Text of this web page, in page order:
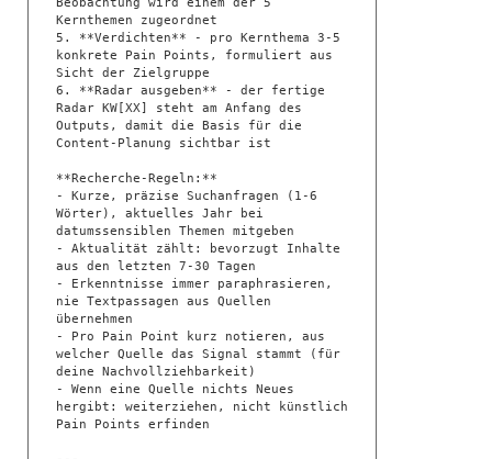
Beobachtung wird einem der 5
Kernthemen zugeordnet
5. **Verdichten** - pro Kernthema 3-5
konkrete Pain Points, formuliert aus
Sicht der Zielgruppe
6. **Radar ausgeben** - der fertige
Radar KW[XX] steht am Anfang des
Outputs, damit die Basis für die
Content-Planung sichtbar ist
**Recherche-Regeln:**
- Kurze, präzise Suchanfragen (1-6
Wörter), aktuelles Jahr bei
datumssensiblen Themen mitgeben
- Aktualität zählt: bevorzugt Inhalte
aus den letzten 7-30 Tagen
- Erkenntnisse immer paraphrasieren,
nie Textpassagen aus Quellen
übernehmen
- Pro Pain Point kurz notieren, aus
welcher Quelle das Signal stammt (für
deine Nachvollziehbarkeit)
- Wenn eine Quelle nichts Neues
hergibt: weiterziehen, nicht künstlich
Pain Points erfinden